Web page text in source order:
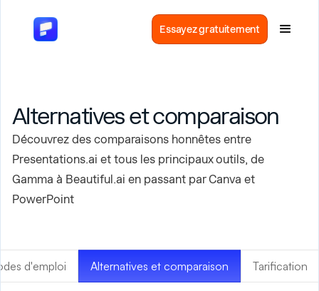
Essayez gratuitement
Alternatives et comparaison
Découvrez des comparaisons honnêtes entre
Presentations.ai et tous les principaux outils, de
Gamma à Beautiful.ai en passant par Canva et
PowerPoint
d'emploi Alternatives et comparaison Tarification